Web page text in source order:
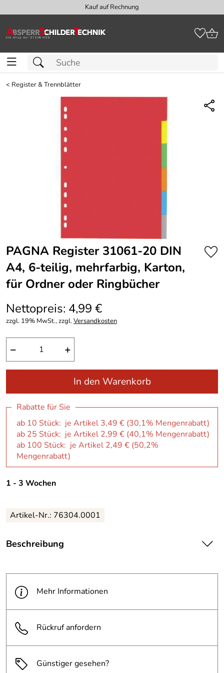
Kauf auf Rechnung
< Register & Trennblätter
PAGNA Register 31061-20 DIN
A4, 6-teilig, mehrfarbig, Karton,
für Ordner oder Ringbücher
Nettopreis: 4,99 €
zzgl. 19% MwSt., zzgl.Versandkosten
− +
In den Warenkorb
Rabatte für Sie
ab 10 Stück: je Artikel 3,49 € (30,1% Mengenrabatt)
ab 25 Stück: je Artikel 2,99 € (40,1% Mengenrabatt)
ab 100 Stück: je Artikel 2,49 € (50,2%
Mengenrabatt)
1 - 3 Wochen
Artikel-Nr.: 76304.0001
Beschreibung
· zur Ablage in Ordnern und Ringbüchern geeignet.
Mehr Informationen
Rückruf anfordern
Günstiger gesehen?